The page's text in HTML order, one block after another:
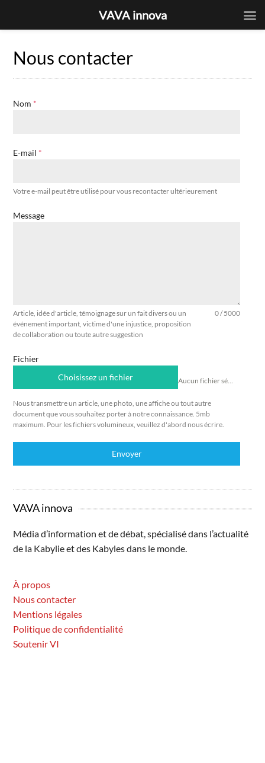
Nous contacter
Nom *
E-mail *
Votre e-mail peut être utilisé pour vous recontacter ultérieurement
Message
Article, idée d'article, témoignage sur un fait divers ou un
événement important, victime d'une injustice, proposition
de collaboration ou toute autre suggestion
0 / 5000
Fichier
Choisissez un fichier
Aucun fichier sélectionné
Nous transmettre un article, une photo, une affiche ou tout autre
document que vous souhaitez porter à notre connaissance. 5mb
maximum. Pour les fichiers volumineux, veuillez d'abord nous écrire.
Envoyer
VAVA innova
Média d’information et de débat, spécialisé dans l’actualité
de la Kabylie et des Kabyles dans le monde.
À propos
Nous contacter
Mentions légales
Politique de confidentialité
Soutenir VI
VAVA innova